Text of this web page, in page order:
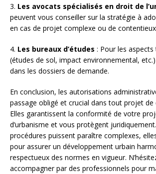
3. Les avocats spécialisés en droit de
peuvent vous conseiller sur la stratégie à
en cas de projet complexe ou de
4. Les bureaux d’études : Pour les aspects
(études de sol, impact environnemental,
dans les dossiers de demande.
En conclusion, les autorisations
passage obligé et crucial dans tout projet de
Elles garantissent la conformité de votre
d’urbanisme et vous protègent
procédures puissent paraître complexes,
pour assurer un développement urbain
respectueux des normes en vigueur.
accompagner par des professionnels pour